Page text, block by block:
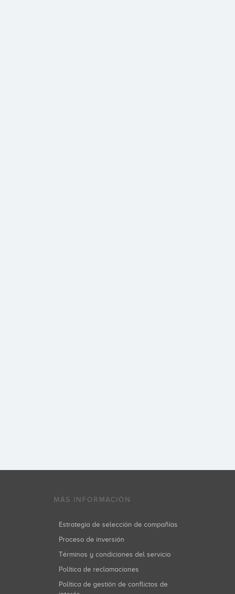
MÁS INFORMACIÓN
Estrategia de selección de compañías
Proceso de inversión
Términos y condiciones del servicio
Política de reclamaciones
Política de gestión de conflictos de